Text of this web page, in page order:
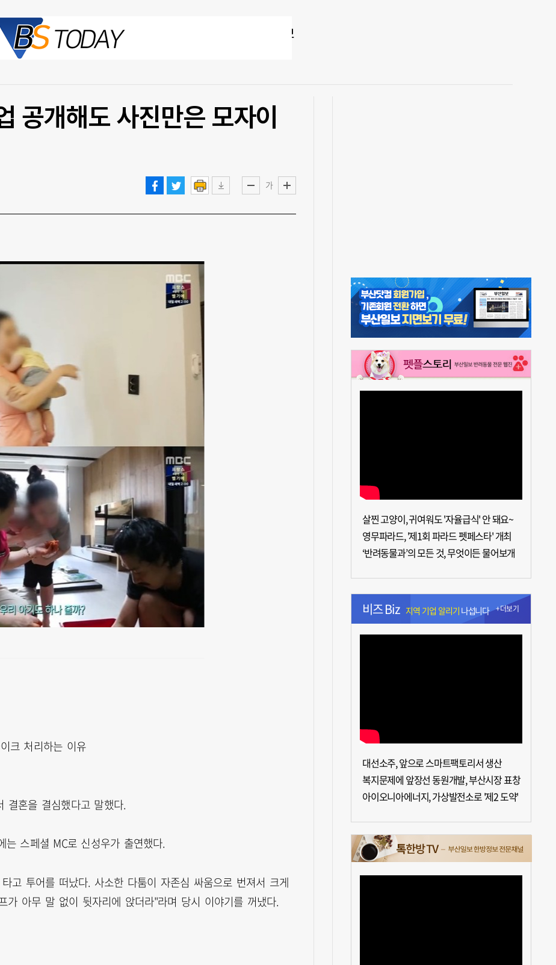
공개해도 사진만은 모자이
가
크 처리하는 이유
결혼을 결심했다고 말했다.
는 스페셜 MC로 신성우가 출연했다.
고 투어를 떠났다. 사소한 다툼이 자존심 싸움으로 번져서 크게
가 아무 말 없이 뒷자리에 앉더라"라며 당시 이야기를 꺼냈다.
살찐 고양이, 귀여워도 '자율급식' 안 돼요~
영무파라드, '제1회 파라드 펫페스타' 개최
‘반려동물과’의 모든 것, 무엇이든 물어보개
비즈 Biz 지역 기업 알리기 나섭니다 +더보기
대선소주, 앞으로 스마트팩토리서 생산
복지문제에 앞장선 동원개발, 부산시장 표창
아이오니아에너지, 가상발전소로 '제2 도약'